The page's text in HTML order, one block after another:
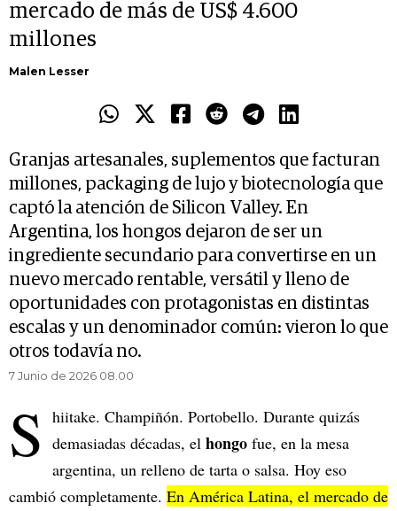
mercado de más de US$ 4.600
millones
Malen Lesser
Granjas artesanales, suplementos que facturan
millones, packaging de lujo y biotecnología que
captó la atención de Silicon Valley. En
Argentina, los hongos dejaron de ser un
ingrediente secundario para convertirse en un
nuevo mercado rentable, versátil y lleno de
oportunidades con protagonistas en distintas
escalas y un denominador común: vieron lo que
otros todavía no.
7 Junio de 2026 08.00
S hiitake. Champiñón. Portobello. Durante quizás
demasiadas décadas, el hongo fue, en la mesa
argentina, un relleno de tarta o salsa. Hoy eso
cambió completamente. En América Latina, el mercado de